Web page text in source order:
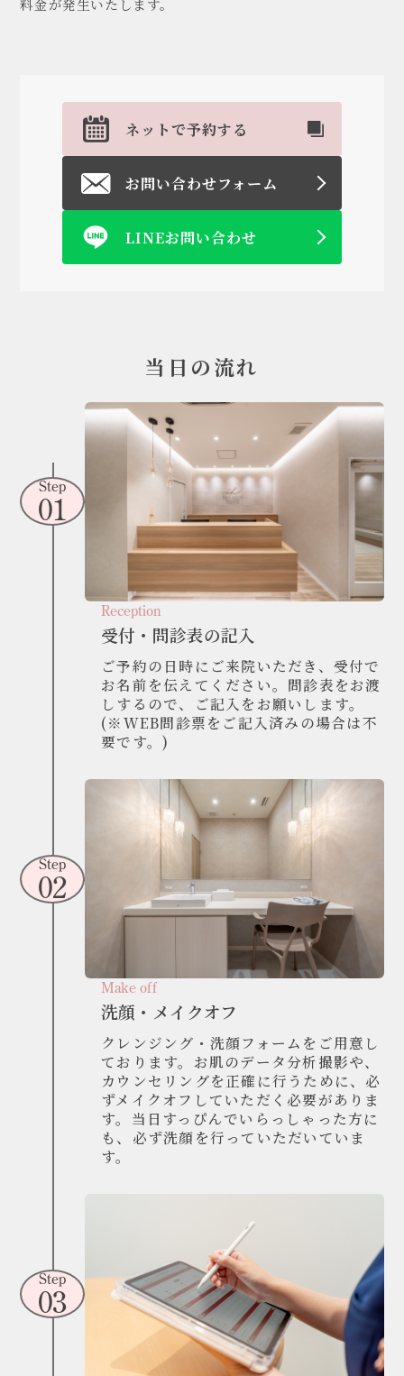
料金が発生いたします。
ネットで予約する
お問い合わせフォーム
LINEお問い合わせ
当日の流れ
Step
01
Reception
受付・問診表の記入
ご予約の日時にご来院いただき、受付で
お名前を伝えてください。問診表をお渡
しするので、ご記入をお願いします。
(※WEB問診票をご記入済みの場合は不
要です。)
Step
02
Make off
洗顔・メイクオフ
クレンジング・洗顔フォームをご用意し
ております。お肌のデータ分析撮影や、
カウンセリングを正確に行うために、必
ずメイクオフしていただく必要がありま
す。当日すっぴんでいらっしゃった方に
も、必ず洗顔を行っていただいていま
す。
Step
03